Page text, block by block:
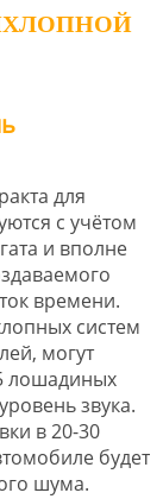
для
с учётом
и вполне
времени.
систем
могут
лошадиных
звука.
в 20-30
будет
шума.